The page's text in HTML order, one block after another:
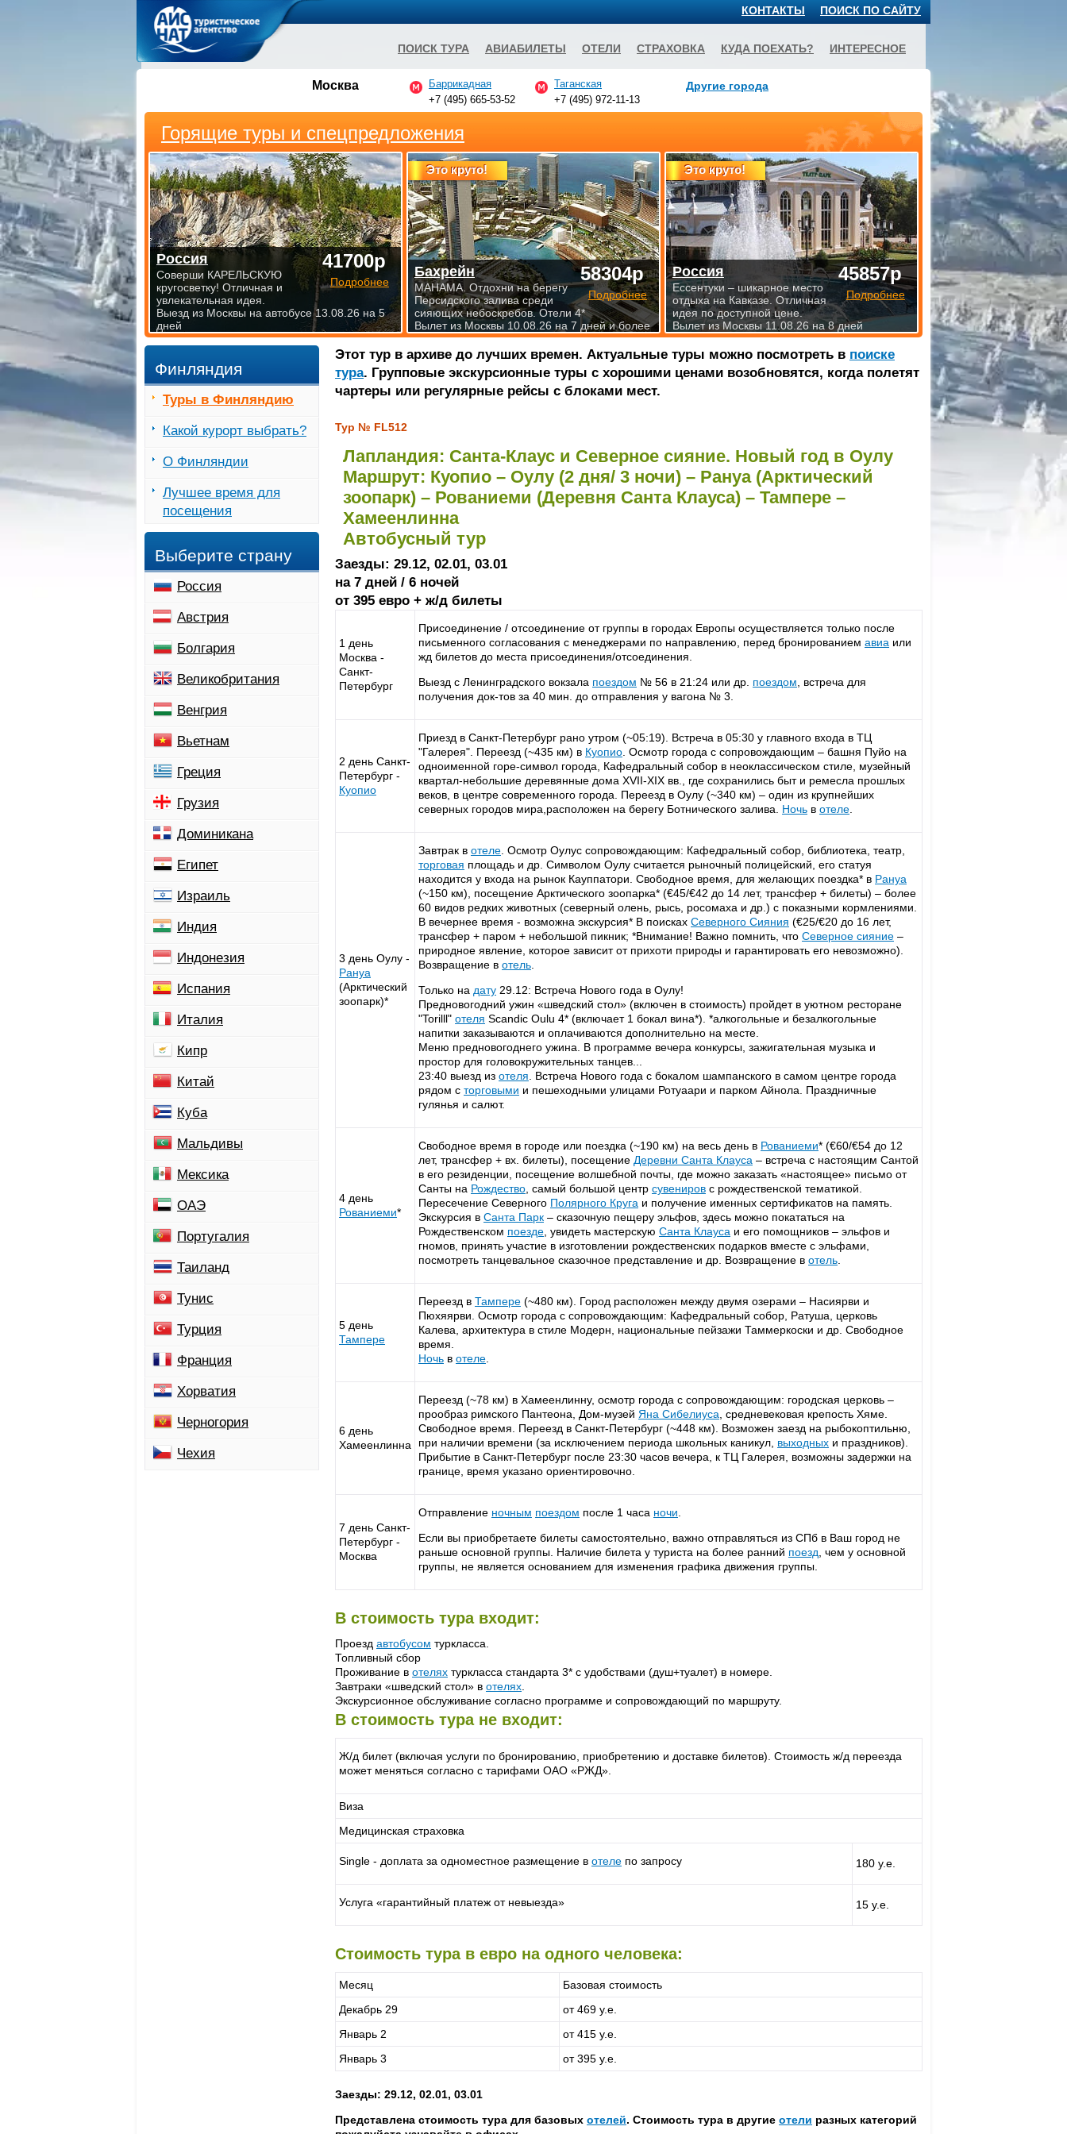
Этот тур в архиве до лучших времен. Актуальные туры можно посмотреть в поиске
тура. Групповые экскурсионные туры с хорошими ценами возобновятся, когда полетят
чартеры или регулярные рейсы с блоками мест.
Тур № FL512
Лапландия: Санта-Клаус и Северное сияние. Новый год в Оулу
Маршрут: Куопио – Оулу (2 дня/ 3 ночи) – Рануа (Арктический
зоопарк) – Рованиеми (Деревня Санта Клауса) – Тампере –
Хамеенлинна
Автобусный тур
Заезды: 29.12, 02.01, 03.01
на 7 дней / 6 ночей
от 395 евро + ж/д билеты
1 день
Москва -
Санкт-
Петербург
Присоединение / отсоединение от группы в городах Европы осуществляется только после
письменного согласования с менеджерами по направлению, перед бронированием авиа или
жд билетов до места присоединения/отсоединения.
Выезд с Ленинградского вокзала поездом № 56 в 21:24 или др. поездом , встреча для
получения док-тов за 40 мин. до отправления у вагона № 3.
2 день Санкт-
Петербург -
Куопио
Приезд в Санкт-Петербург рано утром (~05:19). Встреча в 05:30 у главного входа в ТЦ
"Галерея". Переезд (~435 км) в Куопио . Осмотр города с сопровождающим – башня Пуйо на
одноименной горе-символ города, Кафедральный собор в неоклассическом стиле, музейный
квартал-небольшие деревянные дома XVII-XIX вв., где сохранились быт и ремесла прошлых
веков, в центре современного города. Переезд в Оулу (~340 км) – один из крупнейших
северных городов мира,расположен на берегу Ботнического залива. Ночь в отеле
3 день Оулу -
Рануа
(Арктический
зоопарк)*
Завтрак в отеле . Осмотр Оулус сопровождающим: Кафедральный собор, библиотека, театр,
торговая площадь и др. Символом Оулу считается рыночный полицейский, его статуя
находится у входа на рынок Кауппатори. Свободное время, для желающих поездка* в Рануа
(~150 км), посещение Арктического зоопарка* (€45/€42 до 14 лет, трансфер + билеты) – более
60 видов редких животных (северный олень, рысь, росомаха и др.) с показными кормлениями.
В вечернее время - возможна экскурсия* В поисках Северного Сияния (€25/€20 до 16 лет,
трансфер + паром + небольшой пикник; *Внимание! Важно помнить, что Северное сияние –
природное явление, которое зависит от прихоти природы и гарантировать его невозможно).
Возвращение в отель
Только на дату 29.12: Встреча Нового года в Оулу!
Предновогодний ужин «шведский стол» (включен в стоимость) пройдет в уютном ресторане
"Torilll" отеля Scandic Oulu 4* (включает 1 бокал вина*). *алкогольные и безалкогольные
напитки заказываются и оплачиваются дополнительно на месте.
Меню предновогоднего ужина. В программе вечера конкурсы, зажигательная музыка и
простор для головокружительных танцев...
23:40 выезд из отеля . Встреча Нового года с бокалом шампанского в самом центре города
рядом с торговыми и пешеходными улицами Ротуаари и парком Айнола. Праздничные
гулянья и салют.
4 день
Рованиеми*
Свободное время в городе или поездка (~190 км) на весь день в Рованиеми* (€60/€54 до 12
лет, трансфер + вх. билеты), посещение Деревни Санта Клауса – встреча с настоящим Сантой
в его резиденции, посещение волшебной почты, где можно заказать «настоящее» письмо от
Санты на Рождество , самый большой центр сувениров с рождественской тематикой.
Пересечение Северного Полярного Круга и получение именных сертификатов на память.
Экскурсия в Санта Парк – сказочную пещеру эльфов, здесь можно покататься на
Рождественском поезде , увидеть мастерскую Санта Клауса и его помощников – эльфов и
гномов, принять участие в изготовлении рождественских подарков вместе с эльфами,
посмотреть танцевальное сказочное представление и др. Возвращение в отель
5 день
Тампере
Переезд в Тампере (~480 км). Город расположен между двумя озерами – Насиярви и
Пюхяярви. Осмотр города с сопровождающим: Кафедральный собор, Ратуша, церковь
Калева, архитектура в стиле Модерн, национальные пейзажи Таммеркоски и др. Свободное
время.
Ночь в отеле
6 день
Хамеенлинна
Переезд (~78 км) в Хамеенлинну, осмотр города с сопровождающим: городская церковь –
прообраз римского Пантеона, Дом-музей Яна Сибелиуса , средневековая крепость Хяме.
Свободное время. Переезд в Санкт-Петербург (~448 км). Возможен заезд на рыбокоптильню,
при наличии времени (за исключением периода школьных каникул, выходных и праздников).
Прибытие в Санкт-Петербург после 23:30 часов вечера, к ТЦ Галерея, возможны задержки на
границе, время указано ориентировочно.
7 день Санкт-
Петербург -
Москва
Отправление ночным поездом после 1 часа ночи
Если вы приобретаете билеты самостоятельно, важно отправляться из СПб в Ваш город не
раньше основной группы. Наличие билета у туриста на более ранний поезд , чем у основной
группы, не является основанием для изменения графика движения группы.
В стоимость тура входит:
Проезд автобусом туркласса.
Топливный сбор
Проживание в отелях туркласса стандарта 3* с удобствами (душ+туалет) в номере.
Завтраки «шведский стол» в отелях
Экскурсионное обслуживание согласно программе и сопровождающий по маршруту.
В стоимость тура не входит:
Ж/д билет (включая услуги по бронированию, приобретению и доставке билетов). Стоимость ж/д переезда
может меняться согласно с тарифами ОАО «РЖД».
Виза
Медицинская страховка
Single - доплата за одноместное размещение в отеле по запросу 180 у.е.
Услуга «гарантийный платеж от невыезда» 15 у.е.
Стоимость тура в евро на одного человека:
Месяц
Базовая стоимость
Декабрь 29
от 469 у.е.
Январь 2
от 415 у.е.
Январь 3
от 395 у.е.
Заезды: 29.12, 02.01, 03.01
Представлена стоимость тура для базовых отелей. Стоимость тура в другие отели разных категорий
Финляндия
Туры в Финляндию
Какой курорт выбрать?
О Финляндии
Лучшее время для
посещения
Выберите страну
Россия
Австрия
Болгария
Великобритания
Венгрия
Вьетнам
Греция
Грузия
Доминикана
Египет
Израиль
Индия
Индонезия
Испания
Италия
Кипр
Китай
Куба
Мальдивы
Мексика
ОАЭ
Португалия
Таиланд
Тунис
Турция
Франция
Хорватия
Черногория
Чехия
Горящие туры и спецпредложения
41700р
Подробнее
Россия
Соверши КАРЕЛЬСКУЮ
кругосветку! Отличная и
увлекательная идея.
Выезд из Москвы на автобусе 13.08.26 на 5
дней
Это круто!
58304р
Подробнее
Бахрейн
МАНАМА. Отдохни на берегу
Персидского залива среди
сияющих небоскребов. Отели 4*
Вылет из Москвы 10.08.26 на 7 дней и более
Это круто!
45857р
Подробнее
Россия
Ессентуки – шикарное место
отдыха на Кавказе. Отличная
идея по доступной цене.
Вылет из Москвы 11.08.26 на 8 дней
Москва
Баррикадная
+7 (495) 665-53-52
Таганская
+7 (495) 972-11-13
Другие города
ПОИСК ПО САЙТУ
КОНТАКТЫ
ПОИСК ТУРА АВИАБИЛЕТЫ ОТЕЛИ СТРАХОВКА КУДА ПОЕХАТЬ? ИНТЕРЕСНОЕ